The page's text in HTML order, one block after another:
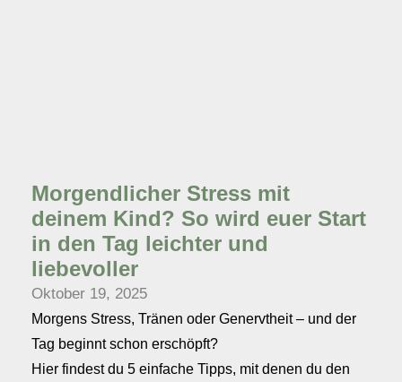
Morgendlicher Stress mit
deinem Kind? So wird euer Start
in den Tag leichter und
liebevoller
Oktober 19, 2025
Morgens Stress, Tränen oder Genervtheit – und der
Tag beginnt schon erschöpft?
Hier findest du 5 einfache Tipps, mit denen du den